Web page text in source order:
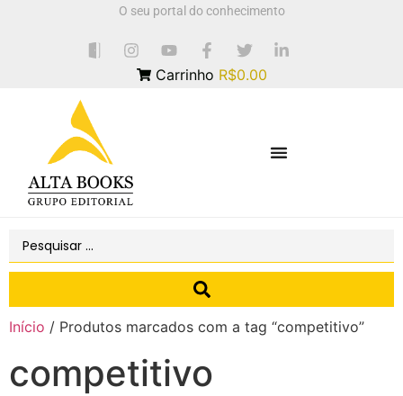
O seu portal do conhecimento
Carrinho R$0.00
Início / Produtos marcados com a tag “competitivo”
competitivo